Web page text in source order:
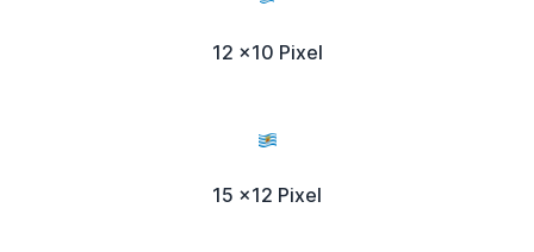
12 x10 Pixel
15 x12 Pixel